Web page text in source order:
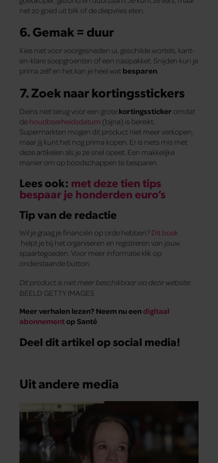
net zo goed uit blik of de diepvries eten.
6. Gemak = duur
Kies niet voor voorgesneden ui, geschilde wortels, kant-
en-klare soepgroenten of een nasipakket. Snijden kun je
prima zelf en het kan je heel wat besparen.
7. Zoek naar kortingsstickers
Deins niet terug voor een grote kortingssticker omdat
de houdbaarheidsdatum (bijna) is bereikt.
Supermarkten mogen dit product niet meer verkopen,
maar jij kunt het nog prima kopen. Er is niets mis met
deze artikelen als je ze snel opeet. Een makkelijke
manier om op boodschappen te besparen.
Lees ook: met deze tien tips
bespaar je honderden euro’s
Tip van de redactie
Wil je graag je financiën op orde hebben? Dit boek
helpt je bij het organiseren en registreren van jouw
spaartegoeden. Voor meer informatie klik op
onderstaande button.
Dit product is niet meer beschikbaar via deze website.
BEELD GETTY IMAGES
Meer verhalen lezen? Neem nu eendigitaal
abonnementop Santé
Deel dit artikel op social media!
Uit andere media